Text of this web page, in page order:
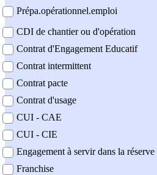
Prépa.opérationnel.emploi
CDI de chantier ou d'opération
Contrat d'Engagement Educatif
Contrat intermittent
Contrat pacte
Contrat d'usage
CUI - CAE
CUI - CIE
Engagement à servir dans la réserve
Franchise